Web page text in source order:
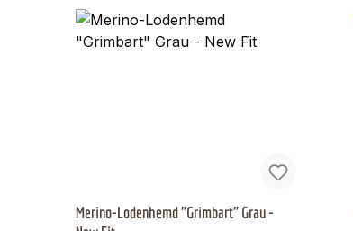
Merino-Lodenhemd "Grimbart" Grau -